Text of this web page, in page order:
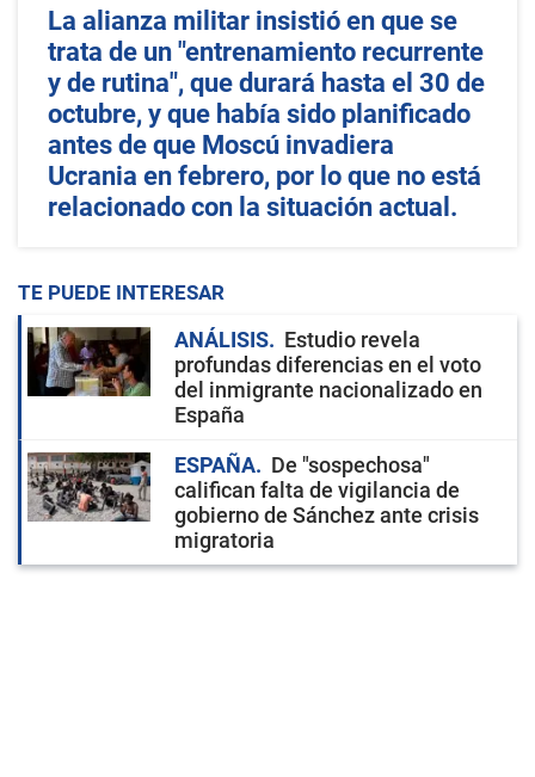
La alianza militar insistió en que se
trata de un "entrenamiento recurrente
y de rutina", que durará hasta el 30 de
octubre, y que había sido planificado
antes de que Moscú invadiera
Ucrania en febrero, por lo que no está
relacionado con la situación actual.
TE PUEDE INTERESAR
ANÁLISIS
Estudio revela
profundas diferencias en el voto
del inmigrante nacionalizado en
España
ESPAÑA
De "sospechosa"
califican falta de vigilancia de
gobierno de Sánchez ante crisis
migratoria